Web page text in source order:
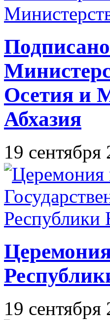
Осетия и
Абхазия
19 сентября
19 сентября